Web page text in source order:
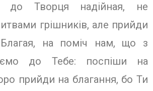
до Творця надійная, не
грішників, але прийди
на поміч нам, що з
до Тебе: поспіши на
прийди на благання, бо Ти